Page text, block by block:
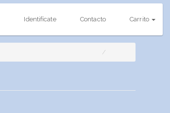
Identifícate Contacto Carrito